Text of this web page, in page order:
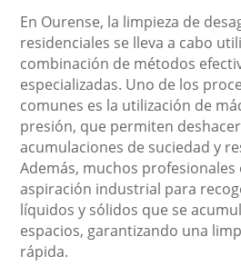
En Ourense, la limpieza de
residenciales se lleva a cabo
combinación de métodos
especializadas. Uno de los
comunes es la utilización de
presión, que permiten
acumulaciones de suciedad y
Además, muchos
aspiración industrial para
líquidos y sólidos que se
espacios, garantizando una
rápida.